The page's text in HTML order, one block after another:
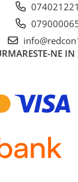
pentru gips-
în
NE